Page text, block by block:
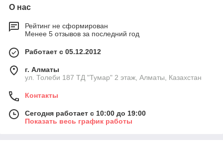
О нас
Рейтинг не сформирован
Менее 5 отзывов за последний год
Работает с 05.12.2012
г. Алматы
ул. Толеби 187 ТД "Тумар" 2 этаж, Алматы, Казахстан
Контакты
Сегодня работает с 10:00 до 19:00
Показать весь график работы